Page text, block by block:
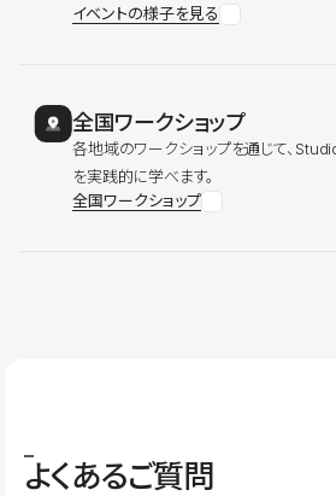
イベントの様子を見る
全国ワークショップ
各地域のワークショップを通じて、
を実践的に学べます。
全国ワークショップ
よくあるご質問